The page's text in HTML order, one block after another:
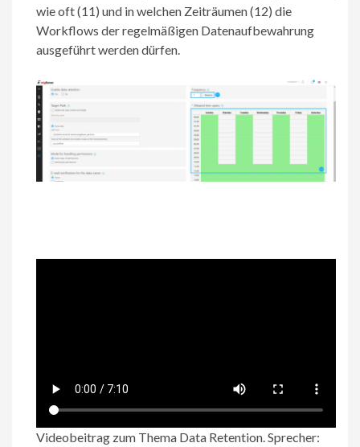
wie oft (11) und in welchen Zeiträumen (12) die
Workflows der regelmäßigen Datenaufbewahrung
ausgeführt werden dürfen.
Videobeitrag zum Thema Data Retention. Sprecher: